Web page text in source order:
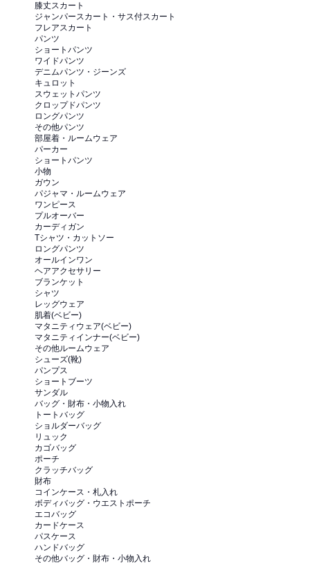
膝丈スカート
ジャンパースカート・サス付スカート
フレアスカート
パンツ
ショートパンツ
ワイドパンツ
デニムパンツ・ジーンズ
キュロット
スウェットパンツ
クロップドパンツ
ロングパンツ
その他パンツ
部屋着・ルームウェア
パーカー
ショートパンツ
小物
ガウン
パジャマ・ルームウェア
ワンピース
プルオーバー
カーディガン
Tシャツ・カットソー
ロングパンツ
オールインワン
ヘアアクセサリー
ブランケット
シャツ
レッグウェア
肌着(ベビー)
マタニティウェア(ベビー)
マタニティインナー(ベビー)
その他ルームウェア
シューズ(靴)
パンプス
ショートブーツ
サンダル
バッグ・財布・小物入れ
トートバッグ
ショルダーバッグ
リュック
カゴバッグ
ポーチ
クラッチバッグ
財布
コインケース・札入れ
ボディバッグ・ウエストポーチ
エコバッグ
カードケース
パスケース
ハンドバッグ
その他バッグ・財布・小物入れ